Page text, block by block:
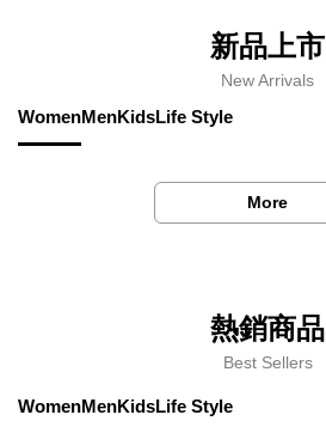
新品上市
New Arrivals
WomenMenKidsLife Style
More
熱銷商品
Best Sellers
WomenMenKidsLife Style